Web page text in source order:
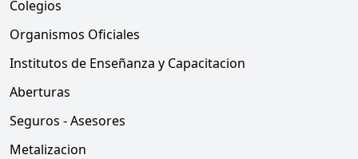
Colegios
Organismos Oficiales
Institutos de Enseñanza y Capacitacion
Aberturas
Seguros - Asesores
Metalizacion